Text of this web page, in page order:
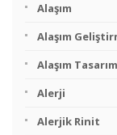
Alaşım
Alaşım
Alaşım
Alerji
Alerjik Rinit